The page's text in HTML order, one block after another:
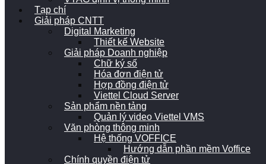
Tạp chí
Giải pháp CNTT
Digital Marketing
Thiết kế Website
Giải pháp Doanh nghiệp
Chữ ký số
Hóa đơn điện tử
Hợp đồng điện tử
Viettel Cloud Server
Sản phẩm nền tảng
Quản lý video Viettel VMS
Văn phòng thông minh
Hệ thống VOFFICE
Hướng dẫn phần mềm Voffice
Chính quyền điện tử